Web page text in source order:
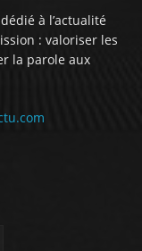
à l’actualité
: valoriser les
la parole aux